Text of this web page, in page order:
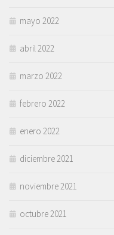
mayo 2022
abril 2022
marzo 2022
febrero 2022
enero 2022
diciembre 2021
noviembre 2021
octubre 2021